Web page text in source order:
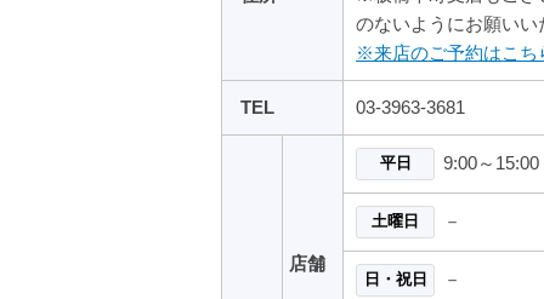
のないようにお願いい
※来店のご予約はこち
TEL 03-3963-3681
店舗
平日 9:00～15:00
土曜日 －
日・祝日 －